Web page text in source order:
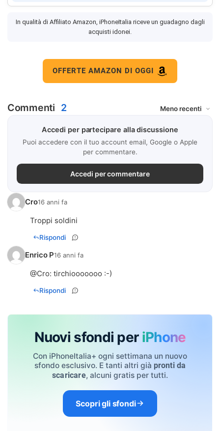
In qualità di Affiliato Amazon, iPhoneItalia riceve un guadagno dagli
acquisti idonei.
OFFERTE AMAZON DI OGGI
Commenti 2
Accedi per partecipare alla discussione
Puoi accedere con il tuo account email, Google o Apple
per commentare.
Accedi per commentare
Cro16 anni fa
Troppi soldini
Rispondi
Enrico P16 anni fa
@Cro: tirchiooooooo :-)
Rispondi
Nuovi sfondi per iPhone
Con iPhoneItalia+ ogni settimana un nuovo
sfondo esclusivo. E tanti altri già pronti da
scaricare, alcuni gratis per tutti.
Scopri gli sfondi